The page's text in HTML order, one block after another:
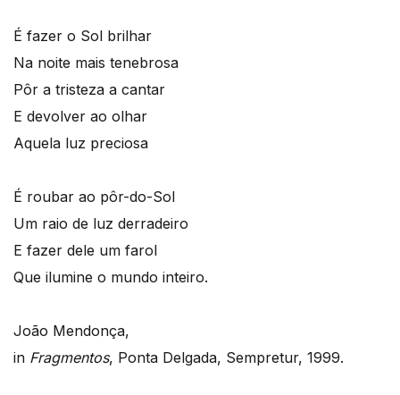
É fazer o Sol brilhar
Na noite mais tenebrosa
Pôr a tristeza a cantar
E devolver ao olhar
Aquela luz preciosa
É roubar ao pôr-do-Sol
Um raio de luz derradeiro
E fazer dele um farol
Que ilumine o mundo inteiro.
João Mendonça,
in Fragmentos, Ponta Delgada, Sempretur, 1999.